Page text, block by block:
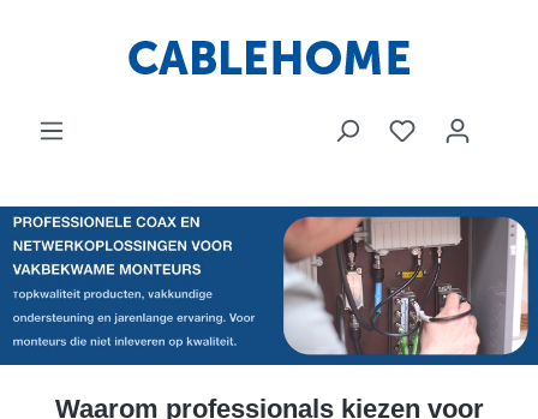
Waarom professionals kiezen voor